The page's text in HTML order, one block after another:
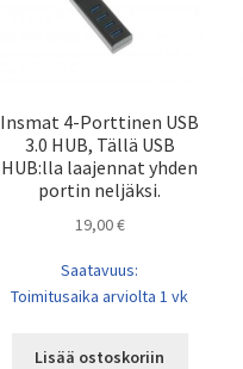
Insmat 4-Porttinen USB
3.0 HUB, Tällä USB
HUB:lla laajennat yhden
portin neljäksi.
19,00€
Saatavuus:
Toimitusaika arviolta 1 vk
Lisää ostoskoriin